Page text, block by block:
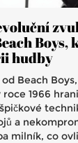
Boys,
hudby
Beach
1966
a
milník, co